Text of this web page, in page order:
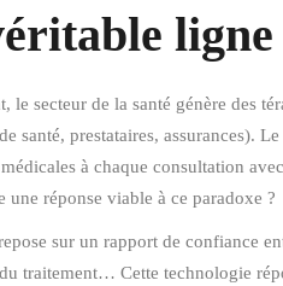
le secteur de la santé génère des
santé, prestataires, assurances).
à chaque consultation
une réponse viable à ce paradoxe ?
sur un rapport de confiance
traitement… Cette technologie